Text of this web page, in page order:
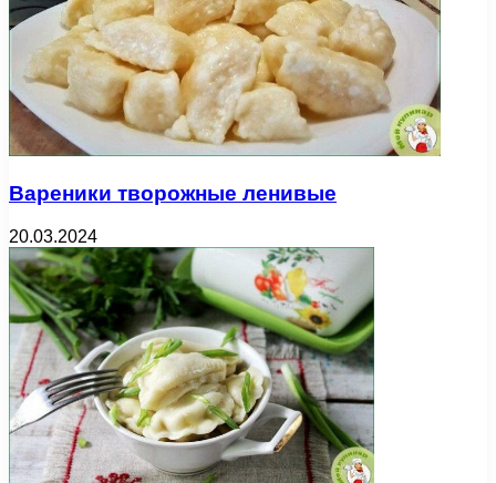
Вареники творожные ленивые
20.03.2024